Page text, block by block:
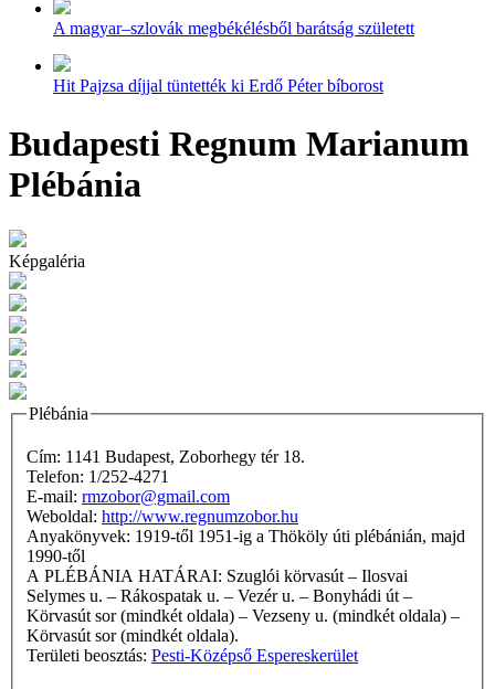
A magyar–szlovák megbékélésből barátság született
Hit Pajzsa díjjal tüntették ki Erdő Péter bíborost
Budapesti Regnum Marianum
Plébánia
Képgaléria
Plébánia
Cím: 1141 Budapest, Zoborhegy tér 18.
Telefon: 1/252-4271
E-mail: rmzobor@gmail.com
Weboldal: http://www.regnumzobor.hu
Anyakönyvek: 1919-től 1951-ig a Thököly úti plébánián, majd
1990-től
A PLÉBÁNIA HATÁRAI: Szuglói körvasút – Ilosvai
Selymes u. – Rákospatak u. – Vezér u. – Bonyhádi út –
Körvasút sor (mindkét oldala) – Vezseny u. (mindkét oldala) –
Körvasút sor (mindkét oldala).
Területi beosztás: Pesti-Középső Espereskerület